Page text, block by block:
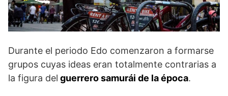
Durante el periodo Edo comenzaron a formarse
grupos cuyas ideas eran totalmente contrarias a
la figura del guerrero samurái de la época.